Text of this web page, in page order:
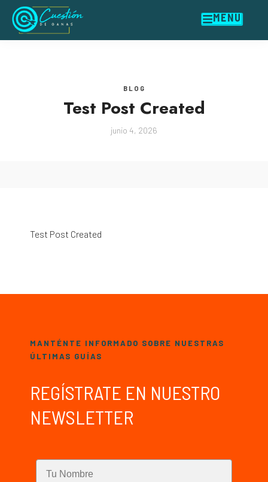
MENU
BLOG
Test Post Created
junio 4, 2026
Test Post Created
MANTÉNTE INFORMADO SOBRE NUESTRAS
ÚLTIMAS GUÍAS
REGÍSTRATE EN NUESTRO
NEWSLETTER